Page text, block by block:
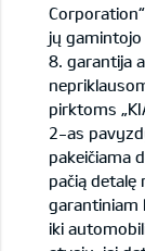
jų
8. garantija
pirktoms
2-as
pakeičiama
pačią detalę
garantiniam
iki